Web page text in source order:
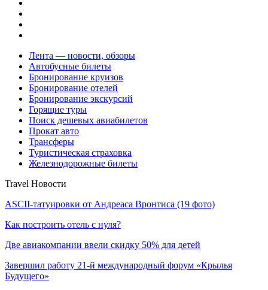
Лента — новости, обзоры
Автобусные билеты
Бронирование круизов
Бронирование отелей
Бронирование экскурсий
Горящие туры
Поиск дешевых авиабилетов
Прокат авто
Трансферы
Туристическая страховка
Железнодорожные билеты
Travel Новости
ASCII-татуировки от Андреаса Вронтиса (19 фото)
Как построить отель с нуля?
Две авиакомпании ввели скидку 50% для детей
Завершил работу 21-й международный форум «Крылья
Будущего»